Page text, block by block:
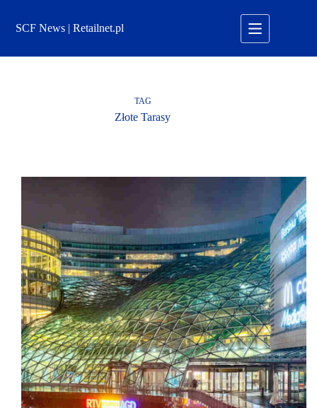
treściSCF News | Retailnet.pl
TAG
Złote Tarasy